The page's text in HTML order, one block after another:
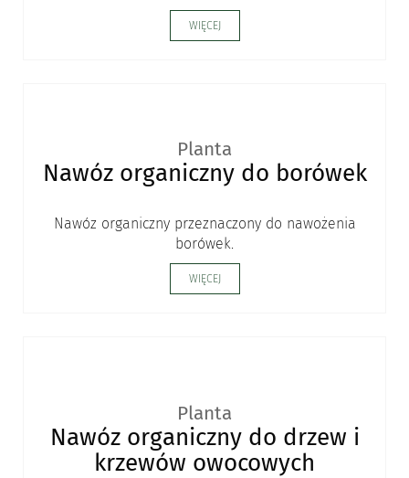
WIĘCEJ
Planta
Nawóz organiczny do borówek
Nawóz organiczny przeznaczony do nawożenia
borówek.
WIĘCEJ
Planta
Nawóz organiczny do drzew i
krzewów owocowych